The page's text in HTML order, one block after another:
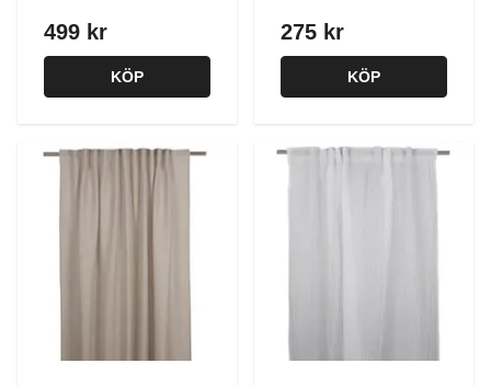
499 kr
KÖP
275 kr
KÖP